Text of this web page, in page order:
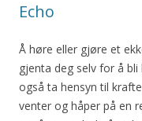
Echo
Å høre eller gjøre et
gjenta deg selv for å
også ta hensyn til
venter og håper på en